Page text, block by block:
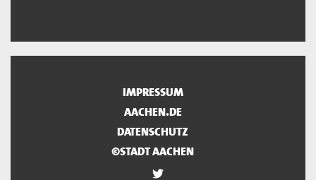
IMPRESSUM
AACHEN.DE
DATENSCHUTZ
©STADT AACHEN